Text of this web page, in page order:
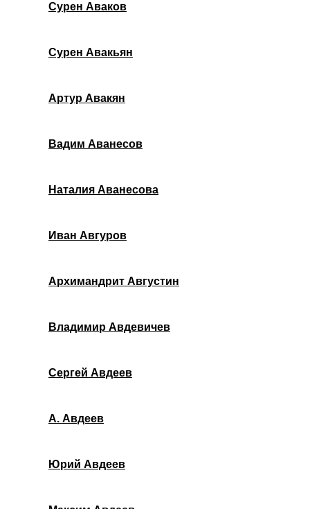
Сурен Аваков
Сурен Авакьян
Артур Авакян
Вадим Аванесов
Наталия Аванесова
Иван Авгуров
Архимандрит Августин
Владимир Авдевичев
Сергей Авдеев
А. Авдеев
Юрий Авдеев